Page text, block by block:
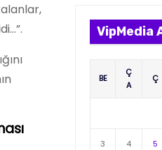
VipMedia
BE
Ç
A
Ç
3 4 5